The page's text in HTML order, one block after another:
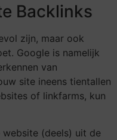
Backlinks
zijn, maar ook
Google is namelijk
van
site ineens tientallen
of linkfarms, kun
(deels) uit de